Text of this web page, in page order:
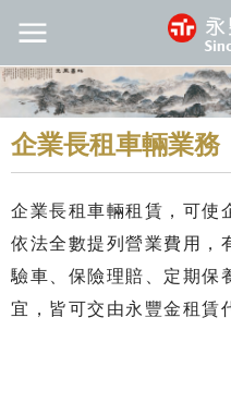
企業長租車輛業務
企業長租車輛租賃，可使
依法全數提列營業費用，
驗車、保險理賠、定期保
宜，皆可交由永豐金租賃